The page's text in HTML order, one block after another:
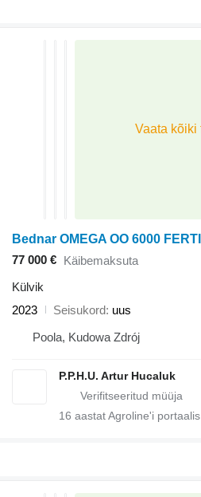
77 000 € Käibemaksuta
Külvik
2023
Seisukord uus
Poola, Kudowa Zdrój
P.P.H.U. Artur Hucaluk
16 aastat Agroline'i portaalis